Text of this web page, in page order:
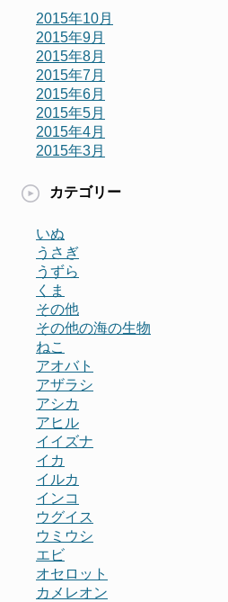
2015年10月
2015年9月
2015年8月
2015年7月
2015年6月
2015年5月
2015年4月
2015年3月
カテゴリー
いぬ
うさぎ
うずら
くま
その他
その他の海の生物
ねこ
アオバト
アザラシ
アシカ
アヒル
イイズナ
イカ
イルカ
インコ
ウグイス
ウミウシ
エビ
オセロット
カメレオン